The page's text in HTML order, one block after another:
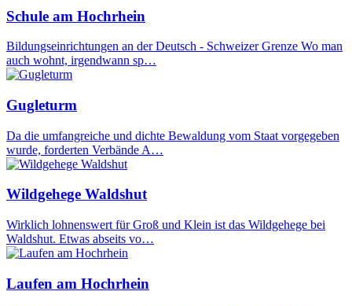
Schule am Hochrhein
Bildungseinrichtungen an der Deutsch - Schweizer Grenze Wo man
auch wohnt, irgendwann sp…
Gugleturm
Da die umfangreiche und dichte Bewaldung vom Staat vorgegeben
wurde, forderten Verbände A…
Wildgehege Waldshut
Wirklich lohnenswert für Groß und Klein ist das Wildgehege bei
Waldshut. Etwas abseits vo…
Laufen am Hochrhein